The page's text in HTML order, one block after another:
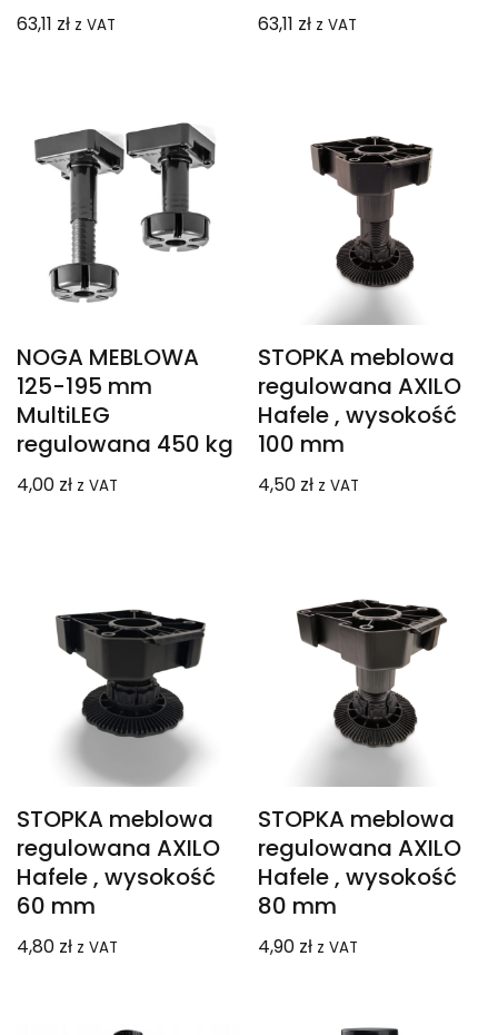
63,11 zł z VAT 63,11 zł z VAT
NOGA MEBLOWA
125-195 mm
MultiLEG
regulowana 450 kg
4,00 zł z VAT
STOPKA meblowa
regulowana AXILO
Hafele , wysokość
100 mm
4,50 zł z VAT
STOPKA meblowa
regulowana AXILO
Hafele , wysokość
60 mm
4,80 zł z VAT
STOPKA meblowa
regulowana AXILO
Hafele , wysokość
80 mm
4,90 zł z VAT